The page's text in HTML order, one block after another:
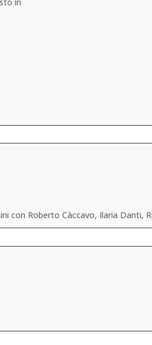
con Roberto Càccavo, Ilaria